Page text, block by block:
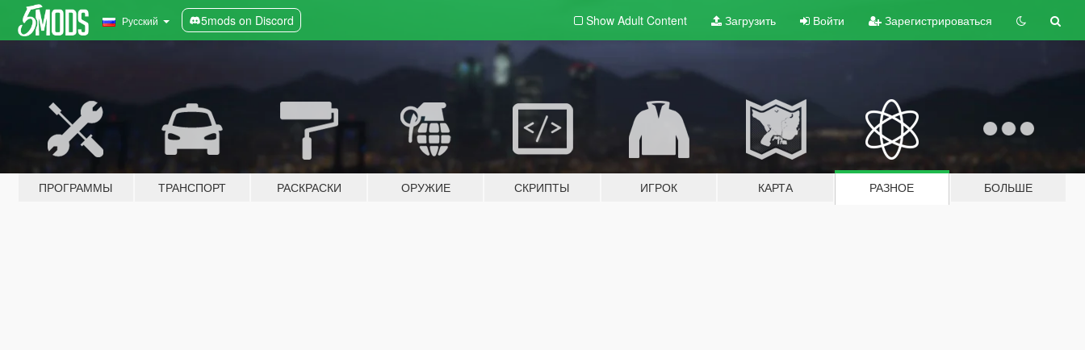
Русский 5mods on Discord Show Adult Content Загрузить Войти Зарегистрироваться
ПРОГРАММЫ ТРАНСПОРТ РАСКРАСКИ ОРУЖИЕ СКРИПТЫ ИГРОК КАРТА РАЗНОЕ БОЛЬШЕ